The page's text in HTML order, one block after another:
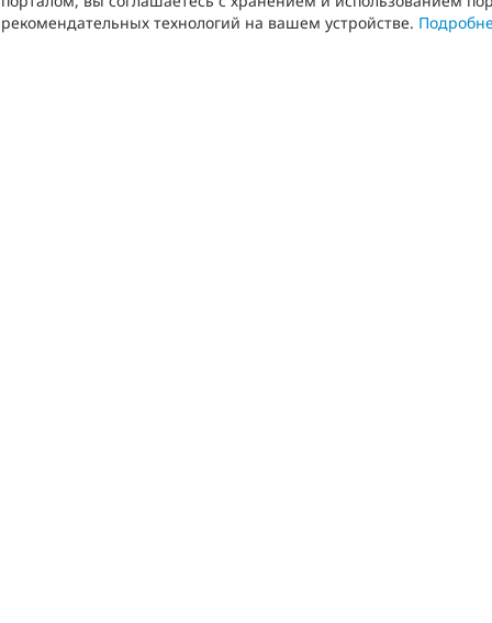
рекомендательных технологий на вашем устройстве.